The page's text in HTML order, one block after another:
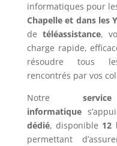
informatiques pour
Chapelle et dans les
de téléassistance,
charge rapide,
résoudre tous
rencontrés par vos
Notre
informatique
dédié, disponible 12
permettant